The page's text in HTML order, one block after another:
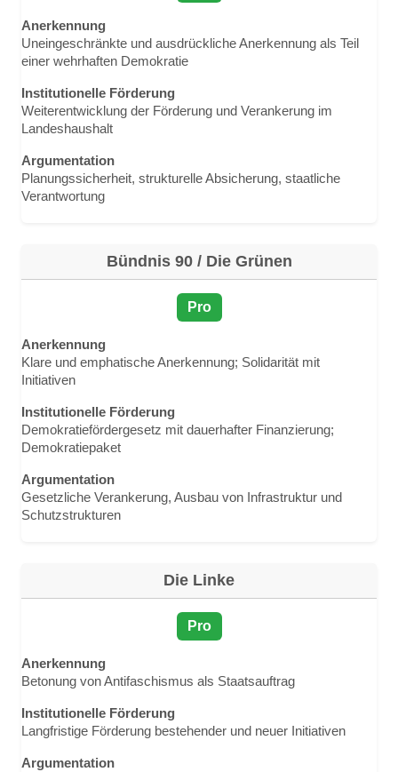
Anerkennung
Uneingeschränkte und ausdrückliche Anerkennung als Teil
einer wehrhaften Demokratie
Institutionelle Förderung
Weiterentwicklung der Förderung und Verankerung im
Landeshaushalt
Argumentation
Planungssicherheit, strukturelle Absicherung, staatliche
Verantwortung
Bündnis 90 / Die Grünen
Pro
Anerkennung
Klare und emphatische Anerkennung; Solidarität mit
Initiativen
Institutionelle Förderung
Demokratiefördergesetz mit dauerhafter Finanzierung;
Demokratiepaket
Argumentation
Gesetzliche Verankerung, Ausbau von Infrastruktur und
Schutzstrukturen
Die Linke
Pro
Anerkennung
Betonung von Antifaschismus als Staatsauftrag
Institutionelle Förderung
Langfristige Förderung bestehender und neuer Initiativen
Argumentation